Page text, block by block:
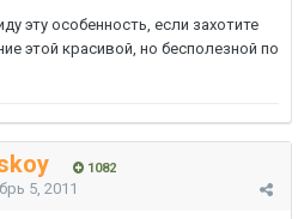
эту особенность, если захотите
этой красивой, но бесполезной по
1082
5, 2011